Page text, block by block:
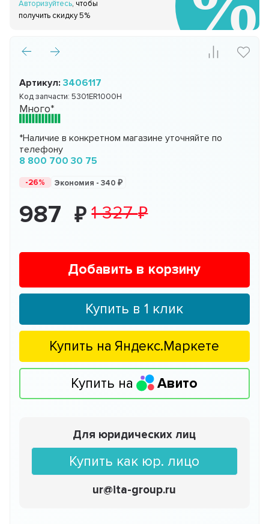
Авторизуйтесь, чтобы
получить скидку 5%
Артикул:3406117
Код запчасти:5301ER1000H
Много*
*Наличие в конкретном магазине уточняйте по
телефону
8 800 700 30 75
-26% Экономия -340
987 1 327
Добавить в корзину
Купить в 1 клик
Купить на Яндекс.Маркете
Купить на Авито
Для юридических лиц
Купить как юр. лицо
ur@ita-group.ru